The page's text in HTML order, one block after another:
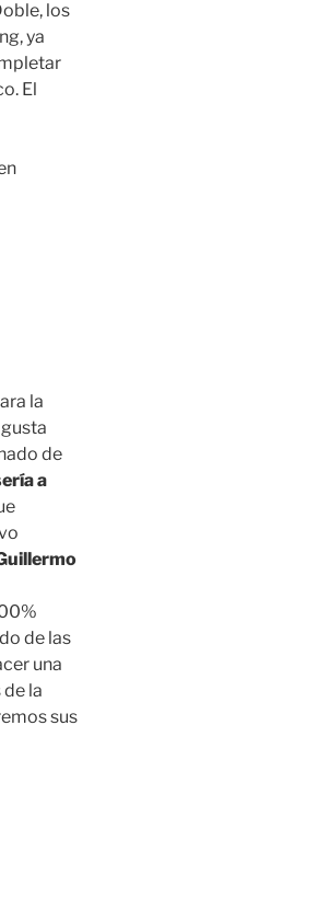
los
ya
El
la
de
a
de las
una
la
sus